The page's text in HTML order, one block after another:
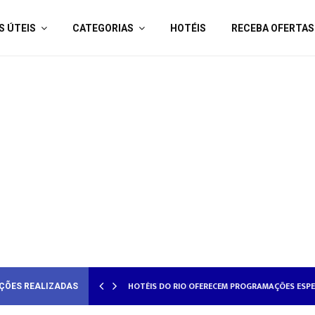
ÚTEIS CATEGORIAS HOTÉIS RECEBA OFERTAS
REALIZADAS HOTÉISRIO REALIZA CICLO DE SEMINÁRIOS